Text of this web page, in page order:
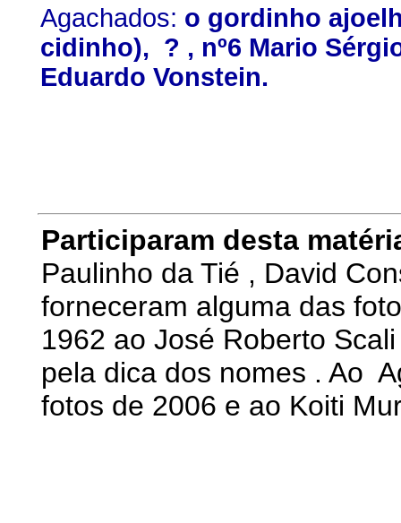
Agachados: o gordinho
cidinho), ? , nº6 Mario
Eduardo Vonstein.
Participaram desta
Paulinho da Tié , David
forneceram alguma das
1962 ao José Roberto
pela dica dos nomes . Ao
fotos de 2006 e ao Koiti